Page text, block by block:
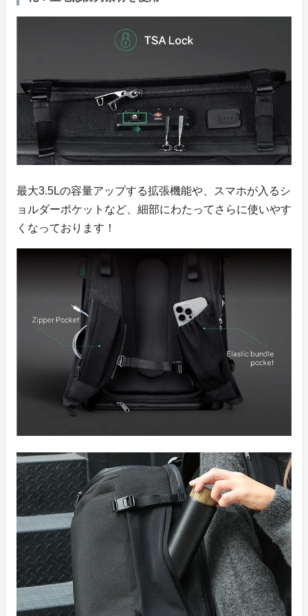
最大3.5Lの容量アップする拡張機能や、スマホが入るシ
ョルダーポケットなど、細部にわたってさらに使いやす
くなっております！